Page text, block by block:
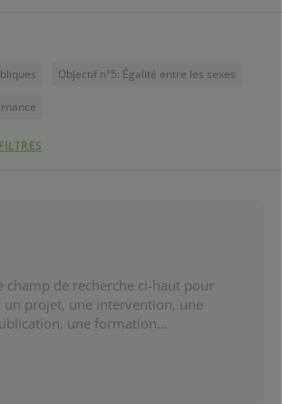
Objectif n°5: Égalité entre les sexes
champ de recherche ci-haut pour
projet, une intervention, une
une formation...